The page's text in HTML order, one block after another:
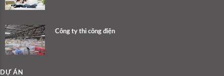
Công ty thi công điện
DỰ ÁN